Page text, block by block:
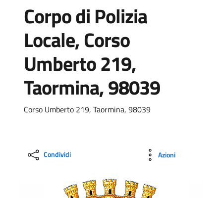
Corpo di Polizia
Locale, Corso
Umberto 219,
Taormina, 98039
Corso Umberto 219, Taormina, 98039
Condividi Azioni